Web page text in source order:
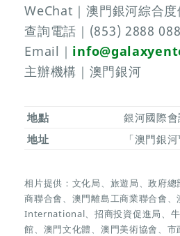
WeChat｜澳門銀河綜合
查詢電話｜(853) 2888
Email｜
主辦機構｜澳門銀河
地點
銀河國際
地址
「澳門銀
相片提供：文化局、旅遊局、政府
商聯合會、澳門離島工商業聯合會
International、招商投資促進局、牛
館、澳門文化體、澳門美術協會、